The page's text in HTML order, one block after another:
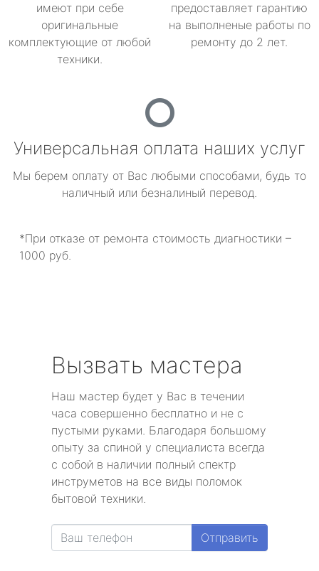
имеют при себе
оригинальные
комплектующие от любой
техники.
предоставляет гарантию
на выполненые работы по
ремонту до 2 лет.
Универсальная оплата наших услуг
Мы берем оплату от Вас любыми способами, будь то
наличный или безналиный перевод.
*При отказе от ремонта стоимость диагностики –
1000 руб.
Вызвать мастера
Наш мастер будет у Вас в течении
часа совершенно бесплатно и не с
пустыми руками. Благодаря большому
опыту за спиной у специалиста всегда
с собой в наличии полный спектр
инструметов на все виды поломок
бытовой техники.
Отправить